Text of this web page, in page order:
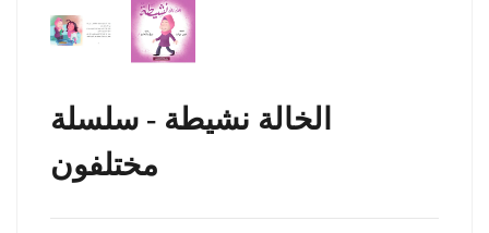
الخالة نشيطة - سلسلة
مختلفون